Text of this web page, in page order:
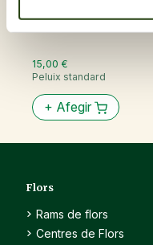
15,00 €
Peluix standard
+ Afegir
Flors
Rams de flors
Centres de Flors